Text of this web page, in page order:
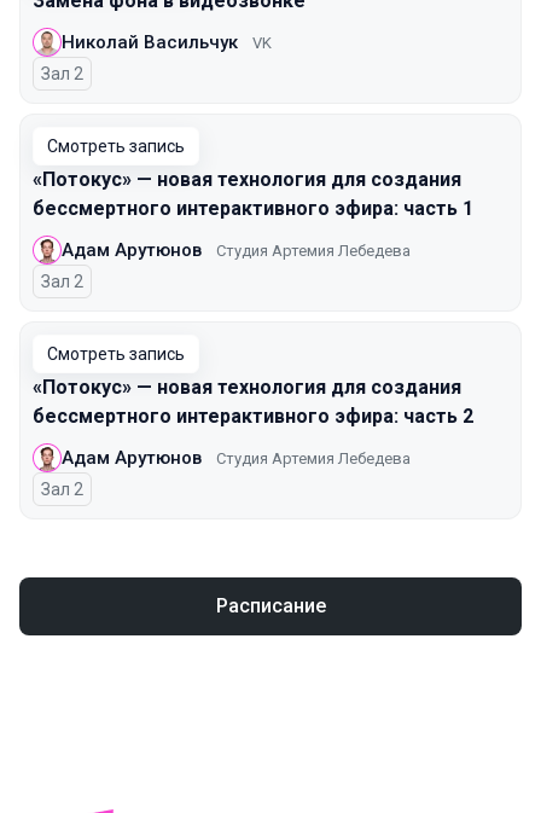
Николай Васильчук VK
Зал 2
Смотреть запись
«Потокус» — новая технология для создания
бессмертного интерактивного эфира: часть 1
Адам Арутюнов Студия Артемия Лебедева
Зал 2
Смотреть запись
«Потокус» — новая технология для создания
бессмертного интерактивного эфира: часть 2
Адам Арутюнов Студия Артемия Лебедева
Зал 2
Расписание